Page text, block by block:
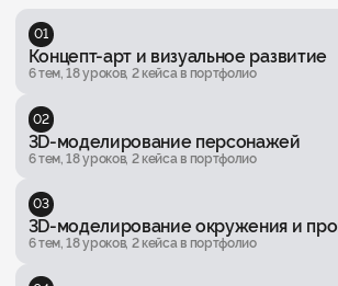
01
Концепт-арт и визуальное развитие
6 тем, 18 уроков, 2 кейса в портфолио
02
3D-моделирование персонажей
6 тем, 18 уроков, 2 кейса в портфолио
03
3D-моделирование окружения и
6 тем, 18 уроков, 2 кейса в портфолио